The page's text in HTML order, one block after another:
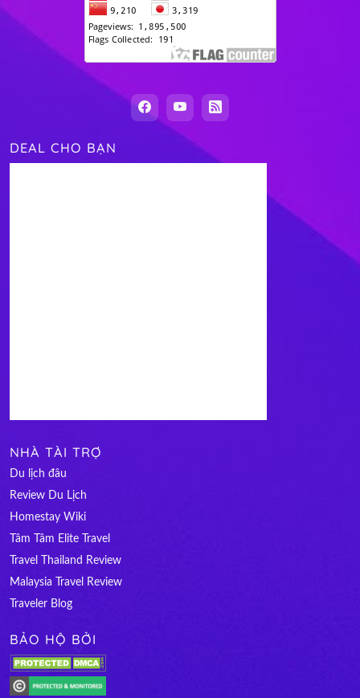
DEAL CHO BẠN
NHÀ TÀI TRỢ
Du lịch đâu
Review Du Lịch
Homestay Wiki
Tâm Tâm Elite Travel
Travel Thailand Review
Malaysia Travel Review
Traveler Blog
BẢO HỘ BỞI